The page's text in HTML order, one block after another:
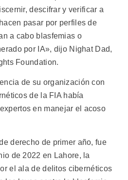
descifrar y verificar a
pasar por perfiles de
a cabo blasfemias o
por IA», dijo Nighat Dad,
Foundation.
de su organización con
de la FIA había
en manejar el acoso
derecho de primer año, fue
de 2022 en Lahore, la
el ala de delitos cibernéticos